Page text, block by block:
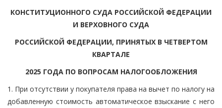
КОНСТИТУЦИОННОГО СУДА РОССИЙСКОЙ ФЕДЕРАЦИИ
И ВЕРХОВНОГО СУДА
РОССИЙСКОЙ ФЕДЕРАЦИИ, ПРИНЯТЫХ В ЧЕТВЕРТОМ
КВАРТАЛЕ
2025 ГОДА ПО ВОПРОСАМ НАЛОГООБЛОЖЕНИЯ
1. При отсутствии у покупателя права на вычет по налогу на
добавленную стоимость автоматическое взыскание с него